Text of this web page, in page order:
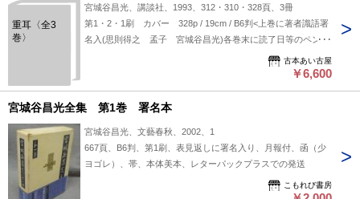
重耳〈全3
巻〉
宮城谷昌光、講談社、1993、312・310・328頁、3冊
第1・2・1刷 カバー 328p / 19cm / B6判<上巻に著者識語署
名入(思則得之 孟子 宮城谷昌光)各巻末に読了日等のペン書
古本あい古屋
￥6,600
宮城谷昌光全集 第1巻 署名本
宮城谷昌光、文藝春秋、2002、1
667頁、B6判、第1刷、表見返しに署名入り、月報付、函（少
ヨゴレ）、帯、本体美本、レターパックプラスでの発送
こもれび書房